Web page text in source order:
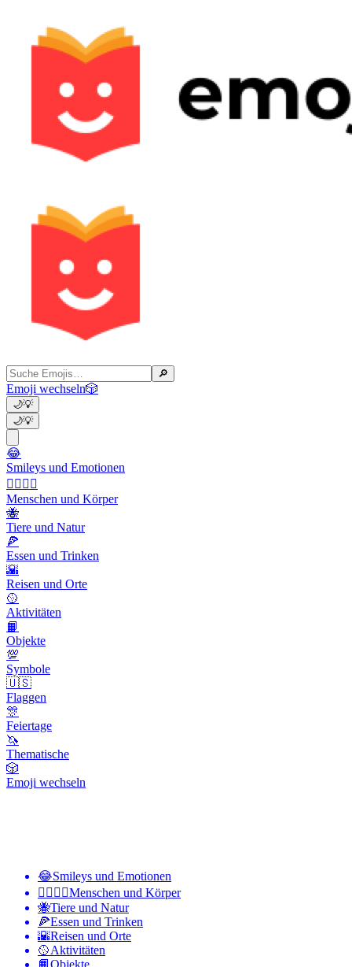
🔎
Emoji wechseln🎲
🌙💡
🌙💡
😂
Smileys und Emotionen
👩‍❤️‍💋‍👨
Menschen und Körper
🐝
Tiere und Natur
🍕
Essen und Trinken
🌇
Reisen und Orte
🥎
Aktivitäten
📙
Objekte
💯
Symbole
🇺🇸
Flaggen
🎊
Feiertage
🦄
Thematische
🎲
Emoji wechseln
😂Smileys und Emotionen
👩‍❤️‍💋‍👨Menschen und Körper
🐝Tiere und Natur
🍕Essen und Trinken
🌇Reisen und Orte
🥎Aktivitäten
📙Objekte